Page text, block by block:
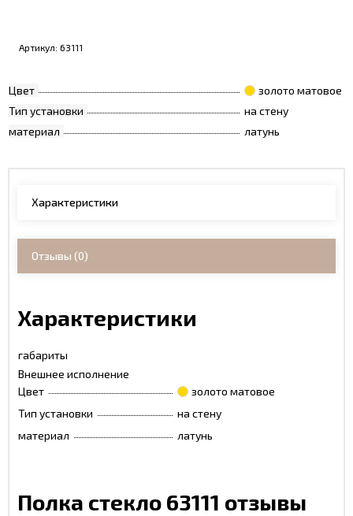
Артикул: 63111
Цвет
золото матовое
Тип установки
на стену
материал
латунь
Характеристики
Отзывы (0)
Характеристики
габариты
Внешнее исполнение
Цвет
золото матовое
Тип установки
на стену
материал
латунь
Полка стекло 63111 отзывы